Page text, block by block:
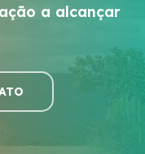
a alcançar